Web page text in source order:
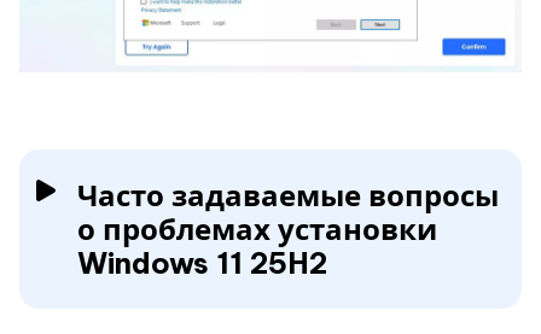
Часто задаваемые вопросы
о проблемах установки
Windows 11 25H2